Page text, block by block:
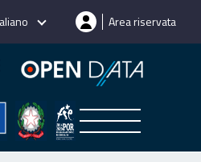
Area riservata